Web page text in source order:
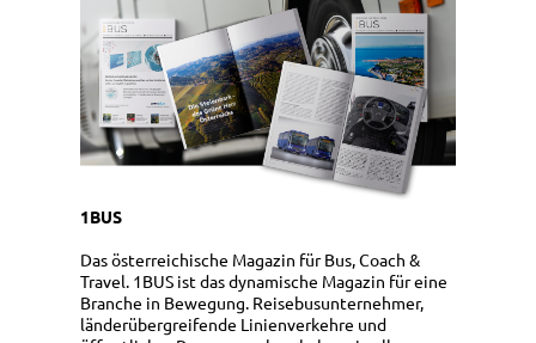
1BUS
Das österreichische Magazin für Bus, Coach &
Travel. 1BUS ist das dynamische Magazin für eine
Branche in Bewegung. Reisebusunternehmer,
länderübergreifende Linienverkehre und